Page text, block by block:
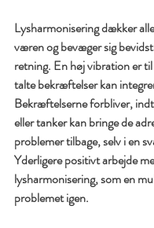
Lysharmonisering dækker
væren og bevæger sig
retning. En høj vibration er
talte bekræftelser kan
Bekræftelserne forbliver,
eller tanker kan bringe de
problemer tilbage, selv i en
Yderligere positivt arbejde
lysharmonisering, som en
problemet igen.